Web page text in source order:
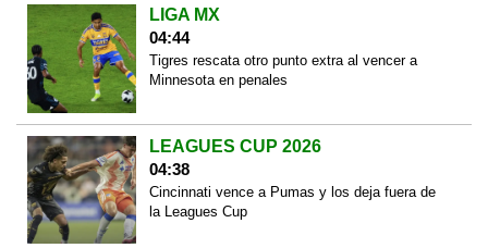
LIGA MX
04:44
Tigres rescata otro punto extra al vencer a
Minnesota en penales
LEAGUES CUP 2026
04:38
Cincinnati vence a Pumas y los deja fuera de
la Leagues Cup